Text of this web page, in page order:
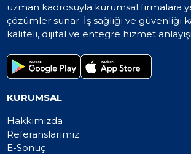
uzman kadrosuyla kurumsal firmalara
çözümler sunar. İş sağlığı ve güvenliği
kaliteli, dijital ve entegre hizmet
KURUMSAL
Hakkımızda
Referanslarımız
E-Sonuç